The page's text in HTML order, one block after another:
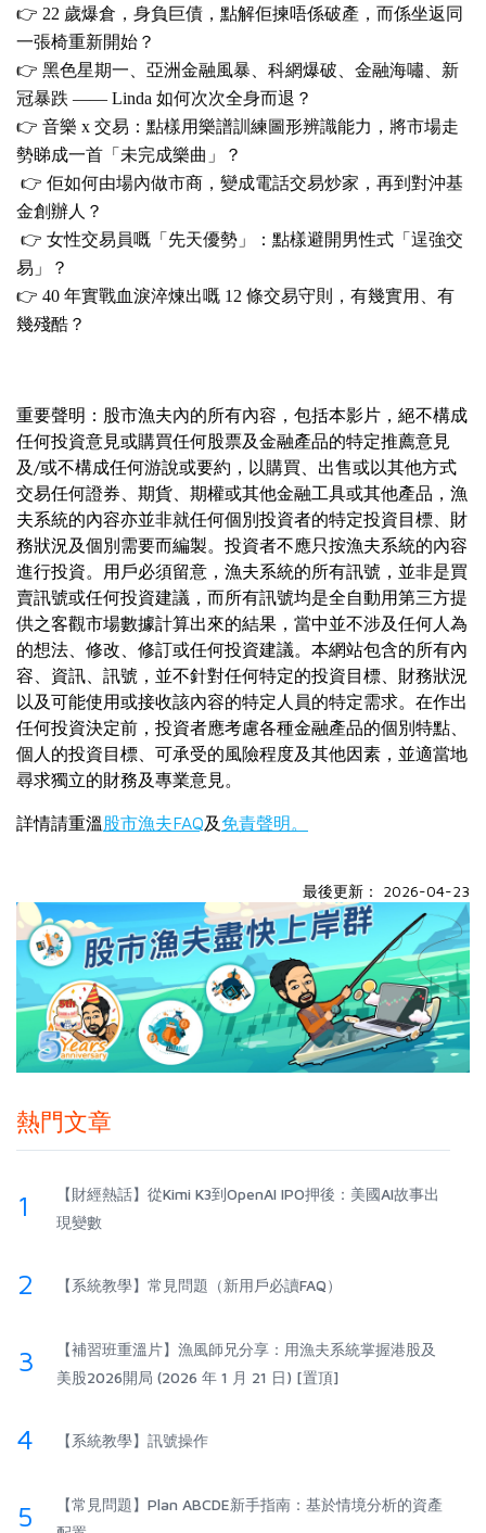
👉 22 歲爆倉，身負巨債，點解佢揀唔係破產，而係坐返同
一張椅重新開始 ？
👉 黑色星期一、亞洲金融風暴、科網爆破、金融海嘯、新
冠暴跌 —— Linda 如何次次全身而退 ？
👉 音樂 x 交易：點樣用樂譜訓練圖形辨識能力，將市場走
勢睇成一首「未完成樂曲 」？
👉 佢如何由場內做市商，變成電話交易炒家，再到對沖基
金創辦人 ？
👉 女性交易員嘅「先天優勢 」： 點樣避開男性式「逞強交
易 」？
👉 40 年實戰血淚淬煉出嘅 12 條交易守則，有幾實用、有
幾殘酷 ？
重要聲明：股市漁夫內的所有內容，包括本影片，絕不構成
任何投資意見或購買任何股票及金融產品的特定推薦意見
及/或不構成任何游說或要約，以購買、出售或以其他方式
交易任何證券、期貨、期權或其他金融工具或其他產品，漁
夫系統的內容亦並非就任何個別投資者的特定投資目標、財
務狀況及個別需要而編製。投資者不應只按漁夫系統的內容
進行投資。用戶必須留意，漁夫系統的所有訊號，並非是買
賣訊號或任何投資建議，而所有訊號均是全自動用第三方提
供之客觀市場數據計算出來的結果，當中並不涉及任何人為
的想法、修改、修訂或任何投資建議。本網站包含的所有內
容、資訊、訊號，並不針對任何特定的投資目標、財務狀況
以及可能使用或接收該內容的特定人員的特定需求。在作出
任何投資決定前，投資者應考慮各種金融產品的個別特點、
個人的投資目標、可承受的風險程度及其他因素，並適當地
尋求獨立的財務及專業意見。
詳情請重溫 股市漁夫FAQ及 免責聲明。
最後更新： 2026-04-23
熱門文章
1
【財經熱話】從Kimi K3到OpenAI IPO押後：美國AI故事出
現變數
2 【系統教學】常見問題（新用戶必讀FAQ）
3
【補習班重溫片】漁風師兄分享：用漁夫系統掌握港股及
美股2026開局 (2026 年 1 月 21 日) [置頂]
4 【系統教學】訊號操作
5
【常見問題】Plan ABCDE新手指南：基於情境分析的資產